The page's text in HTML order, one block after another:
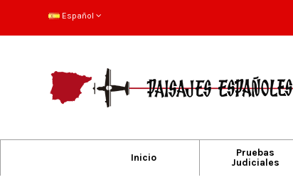
Español
Inicio
Pruebas
Judiciales